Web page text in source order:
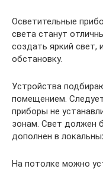
Осветительные
света станут
создать яркий свет,
обстановку.
Устройства
помещением.
приборы не
зонам. Свет должен
дополнен в
На потолке можно